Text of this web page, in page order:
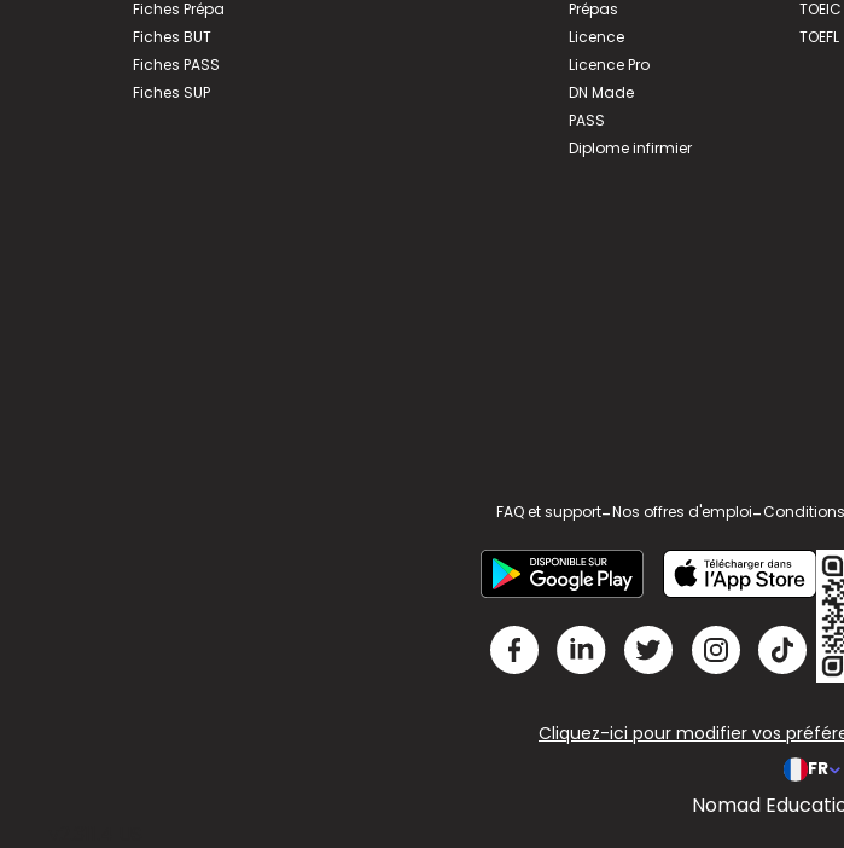
Fiches Prépa
Fiches BUT
Fiches PASS
Fiches SUP
Prépas
Licence
Licence Pro
DN Made
PASS
Diplome infirmier
TOEIC
TOEFL
FAQ et support-Nos offres d'emploi-
Cliquez-ici pour modifier vos
FR
Nomad